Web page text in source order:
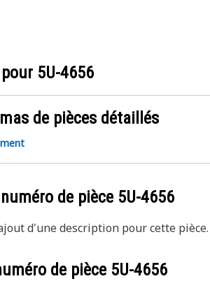
5U-4656
de pièces détaillés
de pièce 5U-4656
d'une description pour cette pièce.
de pièce 5U-4656